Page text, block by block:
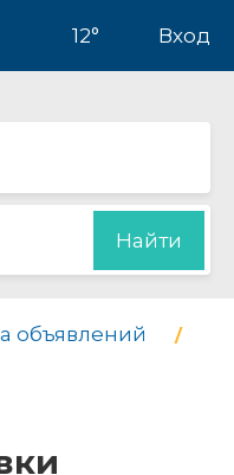
12° Вход
Найти
объявлений